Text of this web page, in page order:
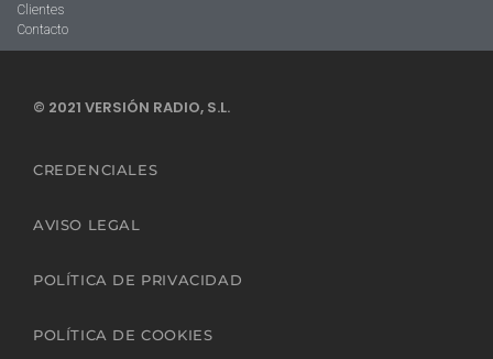
Clientes
Contacto
© 2021 VERSIÓN RADIO, S.L.
CREDENCIALES
AVISO LEGAL
POLÍTICA DE PRIVACIDAD
POLÍTICA DE COOKIES